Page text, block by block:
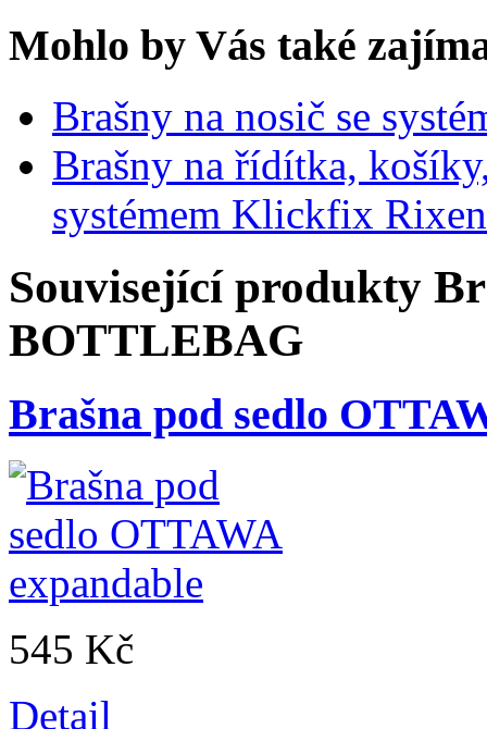
Mohlo by Vás také
Brašny na nosič se
Brašny na řídítka,
systémem Klickfix
Související produkty
BOTTLEBAG
Brašna pod sedlo
545 Kč
Detail